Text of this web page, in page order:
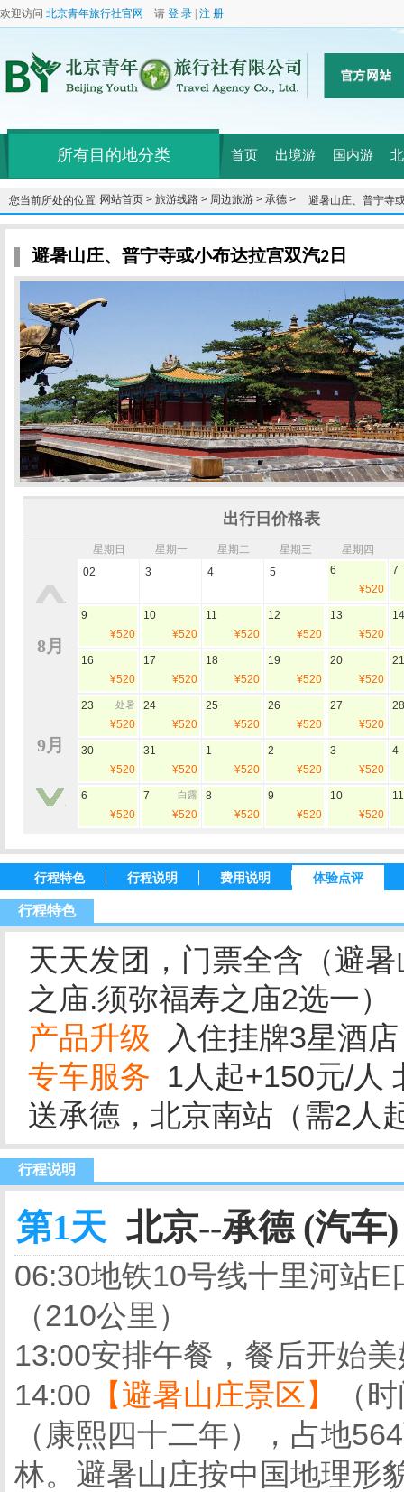
欢迎访问 北京青年旅行社官网 请 登 录 注 册
所有目的地分类 首页 出境游 国内游
您当前所处的位置：网站首页 > 旅游线路 > 周边旅游 > 承德 > 避暑山庄、普宁寺
避暑山庄、普宁寺或小布达拉宫双汽2日
出行日价格表
8月
9月
星期日 星期一 星期二 星期三 星期四
02
3 4 5
6
¥520
7
9
¥520
10
¥520
11
¥520
12
¥520
13
¥520
14
16
¥520
17
¥520
18
¥520
19
¥520
20
¥520
21
23 处暑
¥520
24
¥520
25
¥520
26
¥520
27
¥520
28
30
¥520
31
¥520
1
¥520
2
¥520
3
¥520
4
6
¥520
7 白露
¥520
8
¥520
9
¥520
10
¥520
11
行程特色 行程说明 费用说明 体验点评
行程特色
天天发团，门票全含（避
之庙.须弥福寿之庙2选一）
产品升级
入住挂牌3星酒
专车服务 1人起+150元/人
送承德， 北京南站（需2人
行程说明
第1天 北京--承德 (汽车)
06:30地铁10号线十里河站
（210公里）
13:00安排午餐，餐后开始
14:00 【避暑山庄景区】
（
（康熙四十二年），占地
林。避暑山庄按中国地理形